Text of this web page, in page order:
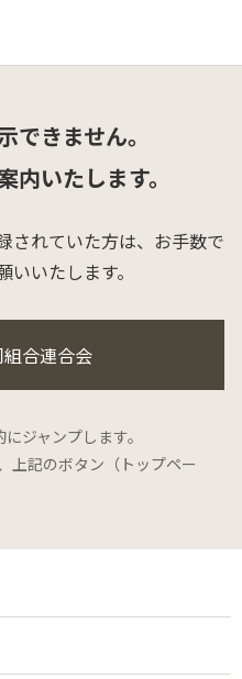
できません。
内いたします。
れていた方は、 お手数で
いたします。
合連合会
ジャンプします。
上記のボタン（トップペー